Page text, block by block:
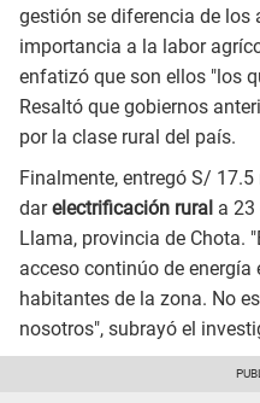
gestión se diferencia de los
importancia a la labor
enfatizó que son ellos "los
Resaltó que gobiernos
por la clase rural del país.
Finalmente, entregó S/
darelectrificación rural a
Llama, provincia de Chota.
acceso continúo de
habitantes de la zona. No
nosotros", subrayó el